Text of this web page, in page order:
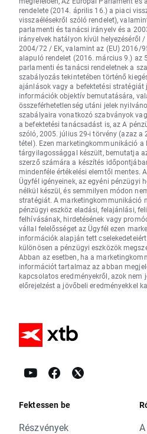
rendelete (2014. április 16.) a piaci
visszaélésekről szóló rendelet),
parlamenti és tanácsi irányelv és a
irányelvek hatályon kívül helyezéséről
2004/72 / EK, valamint az (EU) 2016/
alapuló rendelet (2016. március 9.) az
parlamenti és tanácsi rendeletnek a
szabályozás tekintetében történő
ajánlások vagy a befektetési
információk objektív bemutatására,
összeférhetetlenség utáni jelek
szabályaira vonatkozó szabványok
a befektetési tanácsadást is, az A
szóló, 2005. július 29-i törvény (azaz
tétel). Ezen marketingkommunikáció
tárgyilagossággal készült, bemutatja
szerző számára a készítés
mindenféle értékelési elemtől mentes.
Ügyfél igényeinek, az egyéni pénzügyi
nélkül készül, és semmilyen módon
stratégiát. A marketingkommunikáció
pénzügyi eszköz eladási, felajánlási,
felhívásának, hirdetésének vagy
vállal felelősséget az Ügyfél ezen
információk alapján tett
különösen a pénzügyi eszközök
Abban az esetben, ha a
információt tartalmaz az abban
kapcsolatos eredményekről, azok nem
előrejelzést a jövőbeli eredményekkel
Fektessen be
Részvények